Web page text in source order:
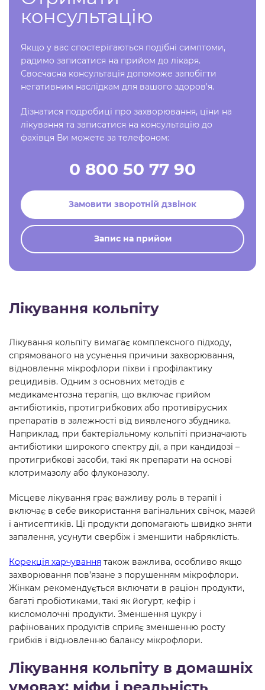
консультацію
Якщо у вас спостерігаються подібні симптоми,
радимо записатися на прийом до лікаря.
Своєчасна консультація допоможе запобігти
негативним наслідкам для вашого здоров'я.
Дізнатися подробиці про захворювання, ціни на
лікування та записатися на консультацію до
фахівця Ви можете за телефоном:
0 800 50 77 90
Замовити зворотній дзвінок
Запис на прийом
Лікування кольпіту
Лікування кольпіту вимагає комплексного підходу,
спрямованого на усунення причини захворювання,
відновлення мікрофлори піхви і профілактику
рецидивів. Одним з основних методів є
медикаментозна терапія, що включає прийом
антибіотиків, протигрибкових або противірусних
препаратів в залежності від виявленого збудника.
Наприклад, при бактеріальному кольпіті призначають
антибіотики широкого спектру дії, а при кандидозі –
протигрибкові засоби, такі як препарати на основі
клотримазолу або флуконазолу.
Місцеве лікування грає важливу роль в терапії і
включає в себе використання вагінальних свічок, мазей
і антисептиків. Ці продукти допомагають швидко зняти
запалення, усунути свербіж і зменшити набряклість.
Корекція харчування також важлива, особливо якщо
захворювання пов’язане з порушенням мікрофлори.
Жінкам рекомендується включати в раціон продукти,
багаті пробіотиками, такі як йогурт, кефір і
кисломолочні продукти. Зменшення цукру і
рафінованих продуктів сприяє зменшенню росту
грибків і відновленню балансу мікрофлори.
Лікування кольпіту в домашніх